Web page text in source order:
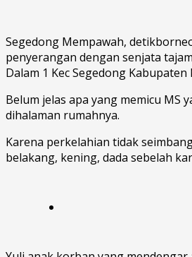
Segedong Mempawah,
penyerangan dengan senjata
Dalam 1 Kec Segedong Kabupaten
Belum jelas apa yang memicu MS
dihalaman rumahnya.
Karena perkelahian tidak
belakang, kening, dada sebelah